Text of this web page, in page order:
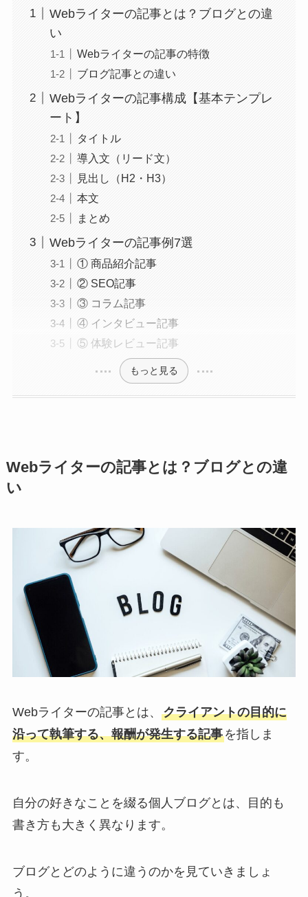
Webライターの記事とは？ブログとの違
い
Webライターの記事の特徴
ブログ記事との違い
Webライターの記事構成【基本テンプレ
ート】
タイトル
導入文（リード文）
見出し（H2・H3）
本文
まとめ
Webライターの記事例7選
① 商品紹介記事
② SEO記事
③ コラム記事
④ インタビュー記事
⑤ 体験レビュー記事
もっと見る
Webライターの記事とは？ブログとの違
い
Webライターの記事とは、 クライアントの目的に
沿って執筆する、報酬が発生する記事を指しま
す。
自分の好きなことを綴る個人ブログとは、目的も
書き方も大きく異なります。
ブログとどのように違うのかを見ていきましょ
う。